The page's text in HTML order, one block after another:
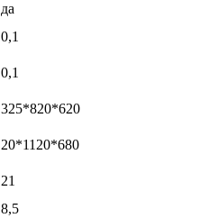
да
0,1
0,1
325*820*620
20*1120*680
21
8,5